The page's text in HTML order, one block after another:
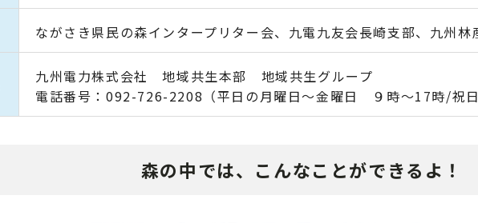
ながさき県民の森インタープリター会、九電九友会長崎支部、九州
九州電力株式会社 地域共生本部 地域共生グループ
電話番号：092-726-2208（平日の月曜日～金曜日 ９時～17時/祝
森の中では、こんなことができるよ！